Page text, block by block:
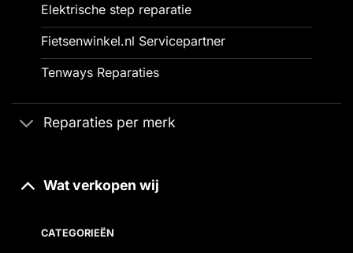
Elektrische step reparatie
Fietsenwinkel.nl Servicepartner
Tenways Reparaties
Reparaties per merk
Wat verkopen wij
CATEGORIEËN